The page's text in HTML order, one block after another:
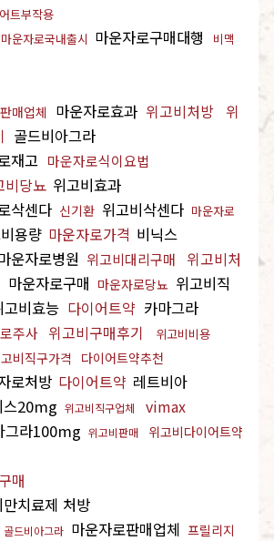
트부작용
마운자로국내출시 마운자로구매대행
비맥
매업체 마운자로효과 위고비처방 위
골드비아그라
재고 마운자로식이요법
비당뇨 위고비효과
삭센다 신기환 위고비삭센다 마운자로
용량 마운자로가격 비닉스
운자로병원 위고비대리구매
위고비처
마운자로구매 마운자로당뇨 위고비직
고비효능 다이어트약 카마그라
주사 위고비구매후기 위고비비용
비직구가격 다이어트약추천
로처방 다이어트약 레트비아
스20mg 위고비직구업체 vimax
그라100mg 위고비판매
위고비다이어트약
매
만치료제 처방
골드비아그라 마운자로판매업체 프릴리지